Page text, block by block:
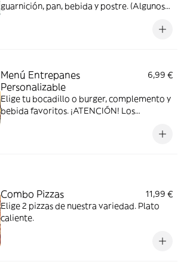
guarnición, pan, bebida y postre. (Algunos
Menú Entrepanes
Personalizable
6,99 €
Elige tu bocadillo o burger, complemento y
bebida favoritos. ¡ATENCIÓN! Los
Combo Pizzas
11,99 €
Elige 2 pizzas de nuestra variedad. Plato
caliente.